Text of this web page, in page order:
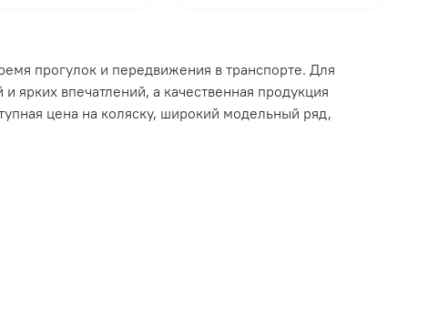
прогулок и передвижения в транспорте. Для
впечатлений, а качественная продукция
цена на коляску, широкий модельный ряд,